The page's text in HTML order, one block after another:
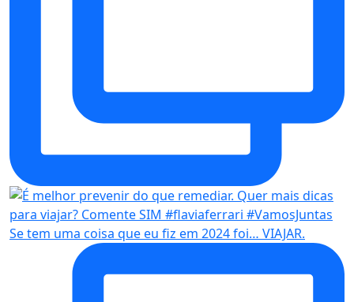
Se tem uma coisa que eu fiz em 2024 foi… VIAJAR.